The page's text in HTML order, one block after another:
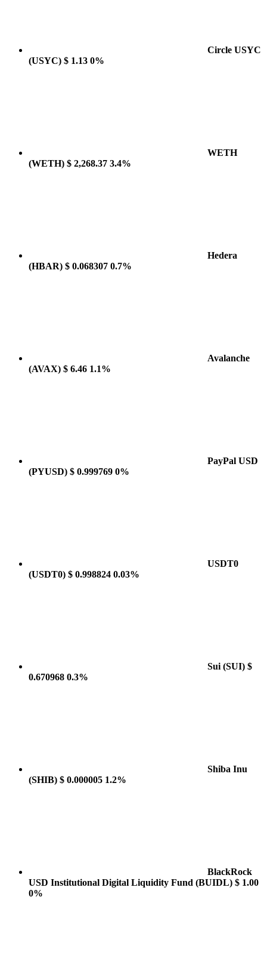
Circle USYC
(USYC) $ 1.13 0%
WETH
(WETH) $ 2,268.37 3.4%
Hedera
(HBAR) $ 0.068307 0.7%
Avalanche
(AVAX) $ 6.46 1.1%
PayPal USD
(PYUSD) $ 0.999769 0%
USDT0
(USDT0) $ 0.998824 0.03%
Sui (SUI) $
0.670968 0.3%
Shiba Inu
(SHIB) $ 0.000005 1.2%
BlackRock
USD Institutional Digital Liquidity Fund (BUIDL) $ 1.00
0%